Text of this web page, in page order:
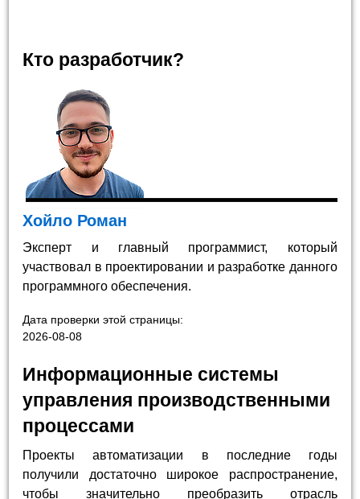
Кто разработчик?
Хойло Роман
Эксперт и главный программист, который
участвовал в проектировании и разработке данного
программного обеспечения.
Дата проверки этой страницы:
2026-08-08
Информационные системы
управления производственными
процессами
Проекты автоматизации в последние годы
получили достаточно широкое распространение,
чтобы значительно преобразить отрасль